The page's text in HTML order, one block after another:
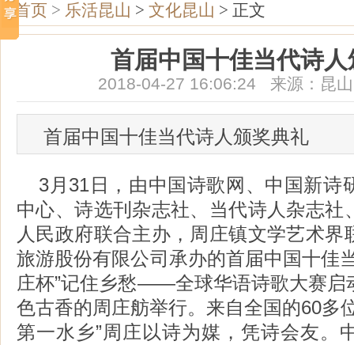
首页 > 乐活昆山 > 文化昆山 > 正文
首届中国十佳当代诗
2018-04-27 16:06:24 来源：昆
首届中国十佳当代诗人颁奖典礼
3月31日，由中国诗歌网、中国新诗
中心、诗选刊杂志社、当代诗人杂志社
人民政府联合主办，周庄镇文学艺术界
旅游股份有限公司承办的首届中国十佳
庄杯”记住乡愁——全球华语诗歌大赛启
色古香的周庄舫举行。来自全国的60多
第一水乡”周庄以诗为媒，凭诗会友。